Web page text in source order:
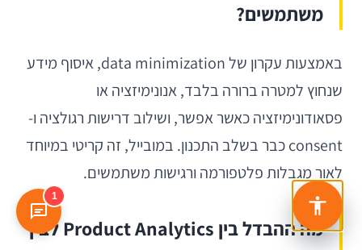
משתמשים?
באמצעות עקרון של data minimization, איסוף מידע
שנחוץ למטרה ברורה בלבד, אנונימיזציה או
פסאודונימיזציה כאשר אפשר, ושילוב דרישות רגולציה ו-
consent כבר בשלב התכנון. במובייל, זה קריטי במיוחד
לאור מגבלות פלטפורמה ורגישות משתמשים.
מה ההבדל בין Product Analytics לבין
1